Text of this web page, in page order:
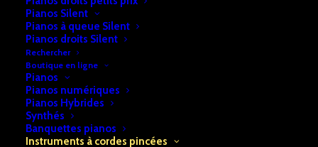
Pianos Silent
Pianos à queue Silent
Pianos droits Silent
Rechercher
Boutique en ligne
Pianos
Pianos numériques
Pianos Hybrides
Synthés
Banquettes pianos
Instruments à cordes pincées